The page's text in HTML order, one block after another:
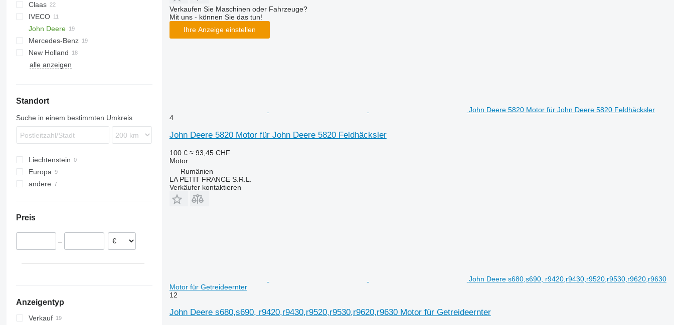
527
2188
2388
5140
7250
9240
C-series
Claas
C-series
Dominator
Jaguar
Lexion
Tucano
M series
TopLiner
D-series
IVECO
John Deere
730
1072
1075
3130
6135
9520
9620
9630
9680
Big X
38
Mercedes-Benz
New Holland
CR
TF
alle anzeigen
Standort
Suche in einem bestimmten Umkreis
Liechtenstein
Europa
Litauen
andere
Preis
–
Anzeigentyp
Verkauf
Verkaufen Sie Maschinen oder Fahrzeuge?
Mit uns - können Sie das tun!
Ihre Anzeige einstellen
John Deere 5820 Motor für John Deere 5820 Feldhäcksler
4
John Deere 5820 Motor für John Deere 5820 Feldhäcksler
100 € ≈ 93,45 CHF
Motor
Rumänien
LA PETIT FRANCE S.R.L.
Verkäufer kontaktieren
John Deere s680,s690, r9420,r9430,r9520,r9530,r9620,r9630
Motor für Getreideernter
12
John Deere s680,s690, r9420,r9430,r9520,r9530,r9620,r9630 Motor für Getreideernter